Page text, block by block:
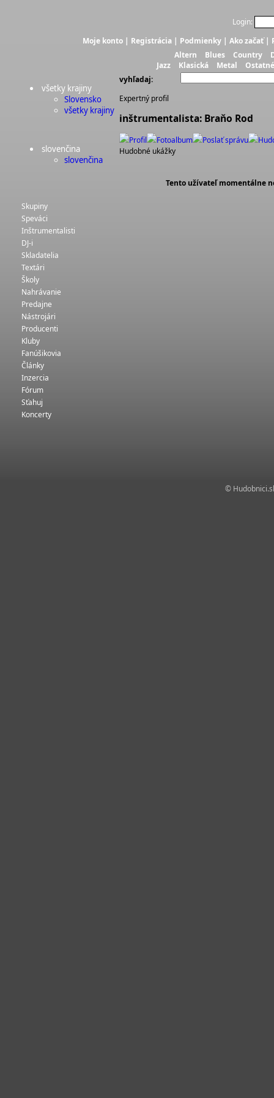
Login:
Moje konto | Registrácia | Podmienky | Ako začať|
Altern
Blues Country
Jazz
Klasická Metal
Ostatné
vyhľadaj:
všetky krajiny
Slovensko
všetky krajiny
slovenčina
slovenčina
Skupiny
Speváci
Inštrumentalisti
DJ-i
Skladatelia
Textári
Školy
Nahrávanie
Predajne
Nástrojári
Producenti
Kluby
Fanúšikovia
Články
Inzercia
Fórum
Sťahuj
Koncerty
Expertný profil
inštrumentalista: Braňo Rod
Profil Fotoalbum Poslať správu
Hudobné ukážky
Tento užívateľ momentálne
©